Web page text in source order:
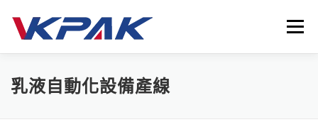
要
選單
首頁 液體包裝設備 應用領域
乳液自動化設備產線